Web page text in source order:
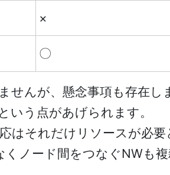
×
〇
んが、懸念事項も存在し
いう点があげられます。
はそれだけリソースが必要
ノード間をつなぐNWも複